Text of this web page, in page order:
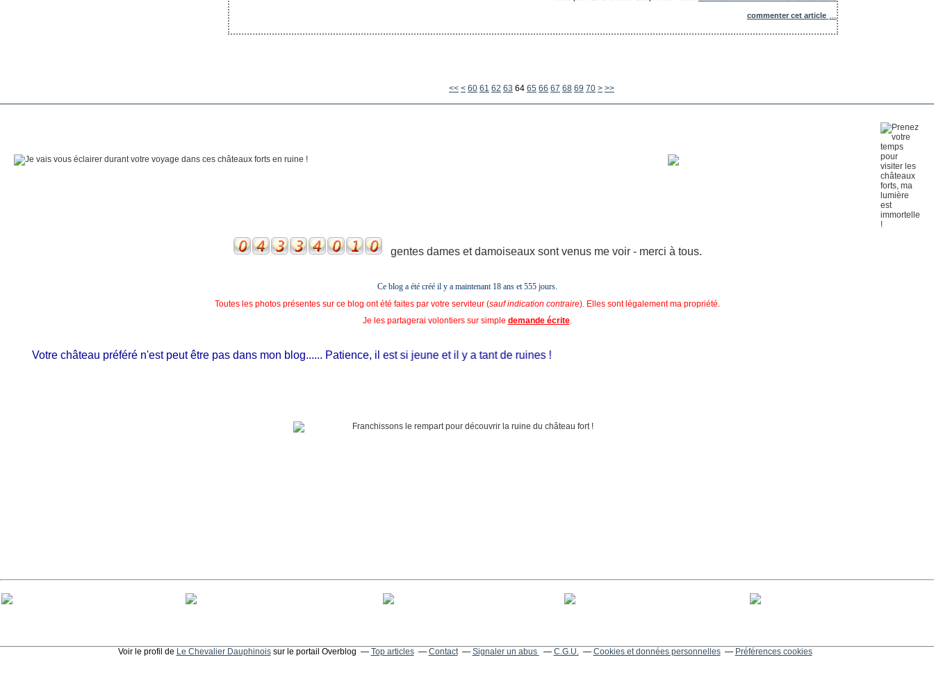
commenter cet article
<< < 10
20
30
40
50
60 61 62 63 64 65 66 67 68 69 70 > >>
gentes dames et damoiseaux sont venus me voir - merci à tous.
Ce blog a été créé il y a maintenant 18 ans et555 jours.
Toutes les photos présentes sur ce blog ont été faites par votre serviteur (sauf indication contraire). Elles sont légalement ma propriété.
Je les partagerai volontiers sur simple demande écrite.
Votre château préféré n'est peut être pas dans mon blog...... Patience, il est si jeune et il y a tant de ruines !
Voir le profil de Le Chevalier Dauphinoissur le portail Overblog Top articles Contact Signaler un abus C.G.U. Cookies et données personnelles Préférences cookies